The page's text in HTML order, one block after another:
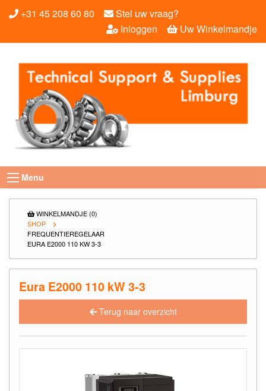
+31 45 208 60 80
Stel uw vraag?
Uw Winkelmandje
Inloggen
Menu
WINKELMANDJE (0)
SHOP
FREQUENTIEREGELAAR
EURA E2000 110 KW 3-3
Eura E2000 110 kW 3-3
Terug naar overzicht